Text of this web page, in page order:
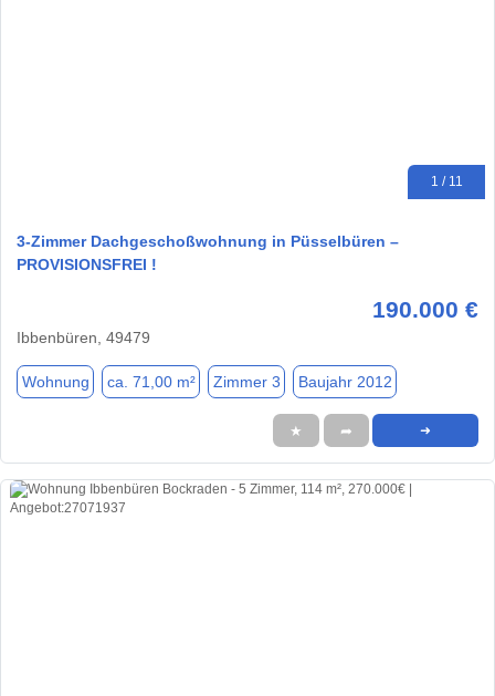
1 / 11
3-Zimmer Dachgeschoßwohnung in Püsselbüren –
PROVISIONSFREI !
190.000 €
Ibbenbüren, 49479
Wohnung ca. 71,00 m² Zimmer 3 Baujahr 2012
★ ➦ ➜